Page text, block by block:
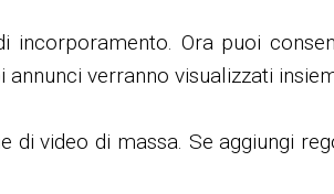
Ora puoi
verranno visualizzati
video di massa. Se aggiungi